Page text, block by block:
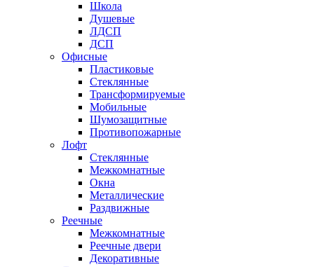
Школа
Душевые
ЛДСП
ДСП
Офисные
Пластиковые
Стеклянные
Трансформируемые
Мобильные
Шумозащитные
Противопожарные
Лофт
Стеклянные
Межкомнатные
Окна
Металлические
Раздвижные
Реечные
Межкомнатные
Реечные двери
Декоративные